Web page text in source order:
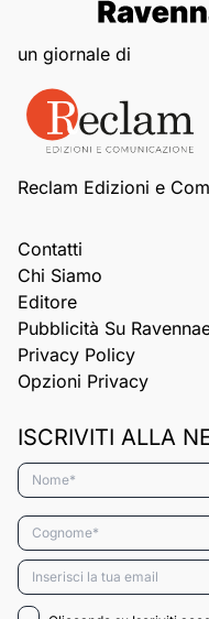
un giornale di
Reclam Edizioni e
Contatti
Chi Siamo
Editore
Pubblicità Su
Privacy Policy
Opzioni Privacy
ISCRIVITI ALLA
Nome*
Cognome*
Email*